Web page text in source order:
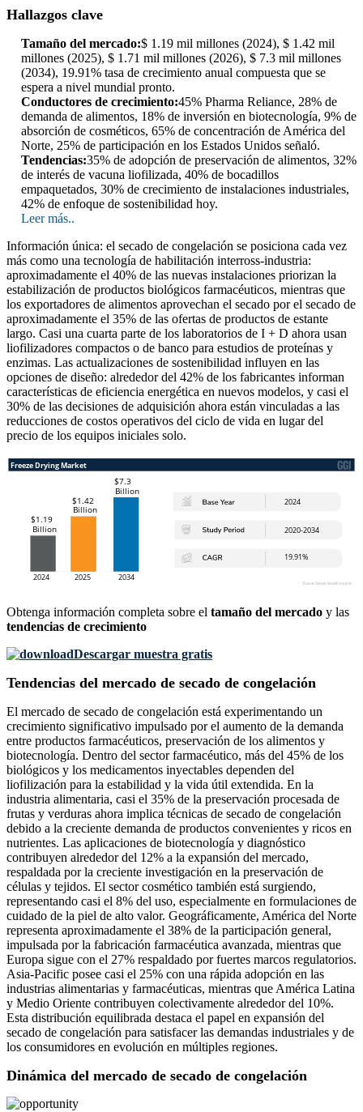
Hallazgos clave
Tamaño del mercado:$ 1.19 mil millones (2024), $ 1.42 mil
millones (2025), $ 1.71 mil millones (2026), $ 7.3 mil millones
(2034), 19.91% tasa de crecimiento anual compuesta que se
espera a nivel mundial pronto.
Conductores de crecimiento:45% Pharma Reliance, 28% de
demanda de alimentos, 18% de inversión en biotecnología, 9% de
absorción de cosméticos, 65% de concentración de América del
Norte, 25% de participación en los Estados Unidos señaló.
Tendencias:35% de adopción de preservación de alimentos, 32%
de interés de vacuna liofilizada, 40% de bocadillos
empaquetados, 30% de crecimiento de instalaciones industriales,
42% de enfoque de sostenibilidad hoy.
Leer más..
Información única: el secado de congelación se posiciona cada vez
más como una tecnología de habilitación interross-industria:
aproximadamente el 40% de las nuevas instalaciones priorizan la
estabilización de productos biológicos farmacéuticos, mientras que
los exportadores de alimentos aprovechan el secado por el secado de
aproximadamente el 35% de las ofertas de productos de estante
largo. Casi una cuarta parte de los laboratorios de I + D ahora usan
liofilizadores compactos o de banco para estudios de proteínas y
enzimas. Las actualizaciones de sostenibilidad influyen en las
opciones de diseño: alrededor del 42% de los fabricantes informan
características de eficiencia energética en nuevos modelos, y casi el
30% de las decisiones de adquisición ahora están vinculadas a las
reducciones de costos operativos del ciclo de vida en lugar del
precio de los equipos iniciales solo.
Obtenga información completa sobre el tamaño del mercado y las
tendencias de crecimiento
Descargar muestra gratis
Tendencias del mercado de secado de congelación
El mercado de secado de congelación está experimentando un
crecimiento significativo impulsado por el aumento de la demanda
entre productos farmacéuticos, preservación de los alimentos y
biotecnología. Dentro del sector farmacéutico, más del 45% de los
biológicos y los medicamentos inyectables dependen del
liofilización para la estabilidad y la vida útil extendida. En la
industria alimentaria, casi el 35% de la preservación procesada de
frutas y verduras ahora implica técnicas de secado de congelación
debido a la creciente demanda de productos convenientes y ricos en
nutrientes. Las aplicaciones de biotecnología y diagnóstico
contribuyen alrededor del 12% a la expansión del mercado,
respaldada por la creciente investigación en la preservación de
células y tejidos. El sector cosmético también está surgiendo,
representando casi el 8% del uso, especialmente en formulaciones de
cuidado de la piel de alto valor. Geográficamente, América del Norte
representa aproximadamente el 38% de la participación general,
impulsada por la fabricación farmacéutica avanzada, mientras que
Europa sigue con el 27% respaldado por fuertes marcos regulatorios.
Asia-Pacific posee casi el 25% con una rápida adopción en las
industrias alimentarias y farmacéuticas, mientras que América Latina
y Medio Oriente contribuyen colectivamente alrededor del 10%.
Esta distribución equilibrada destaca el papel en expansión del
secado de congelación para satisfacer las demandas industriales y de
los consumidores en evolución en múltiples regiones.
Dinámica del mercado de secado de congelación